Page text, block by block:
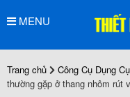
MENU
Trang chủ Công Cụ Dụng Cụ
thường gặp ở thang nhôm rút